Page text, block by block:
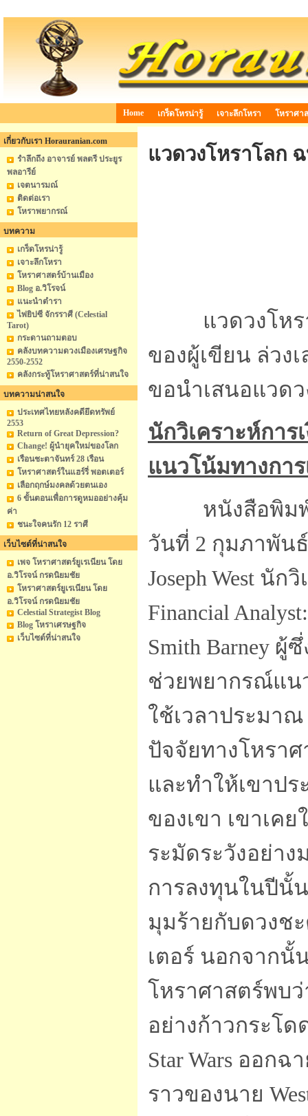
Home เกร็ดโหรน่ารู้ เจาะลึกโหรา โหราศา
เกี่ยวกับเรา Horauranian.com
รำลึกถึง อาจารย์ พลตรี ประยูร
พลอารีย์
เจตนารมณ์
ติดต่อเรา
โหราพยากรณ์
บทความ
เกร็ดโหรน่ารู้
เจาะลึกโหรา
โหราศาสตร์บ้านเมือง
Blog อ.วิโรจน์
แนะนำตำรา
ไพ่ยิปซี จักรราศี (Celestial
Tarot)
กระดานถามตอบ
คลังบทความดวงเมืองเศรษฐกิจ
2550-2552
คลังกระทู้โหราศาสตร์ที่น่าสนใจ
บทความน่าสนใจ
ประเทศไทยหลังคดียึดทรัพย์
2553
Return of Great Depression?
Change! ผู้นำยุคใหม่ของโลก
เรือนชะตาจันทร์ 28 เรือน
โหราศาสตร์ในแฮร์รี่ พอตเตอร์
เลือกฤกษ์มงคลด้วยตนเอง
6 ขั้นตอนเพื่อการดูหมออย่างคุ้ม
ค่า
ชนะใจคนรัก 12 ราศี
เว็บไซต์ที่น่าสนใจ
เพจ โหราศาสตร์ยูเรเนียน โดย
อ.วิโรจน์ กรดนิยมชัย
โหราศาสตร์ยูเรเนียน โดย
อ.วิโรจน์ กรดนิยมชัย
Celestial Strategist Blog
Blog โหราเศรษฐกิจ
เว็บไซต์ที่น่าสนใจ
แวดวงโหราโลก
แวดวงโหรา
ของผู้เขียน ล่วง
ขอนำเสนอแวด
นักวิเคราะห์กา
แนวโน้มทางการ
หนังสือพิมพ์
วันที่ 2 กุมภาพันธ์
Joseph West นั
Financial
Smith Barney
ช่วยพยากรณ์แน
ใช้เวลาประมาณ
ปัจจัยทางโหรา
และทำให้เขาป
ของเขา เขาเค
ระมัดระวังอย่า
การลงทุนในปีนั้
มุมร้ายกับดวงช
เตอร์ นอกจากนั้
โหราศาสตร์พบ
อย่างก้าวกระโ
Star Wars ออกฉ
ราวของนาย